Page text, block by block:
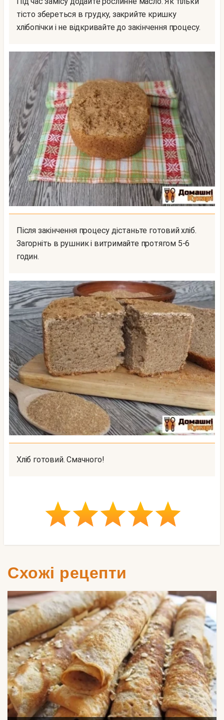
тісто збереться в грудку, закрийте кришку
хлібопічки і не відкривайте до закінчення процесу.
Після закінчення процесу дістаньте готовий хліб.
Загорніть в рушник і витримайте протягом 5-6
годин.
Хліб готовий. Смачного!
Схожі рецепти